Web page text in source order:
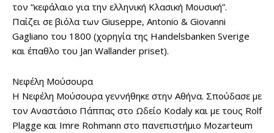
τον “κεφάλαιο για την ελληνική Κλασική Μουσική”.
Παίζει σε βιόλα των Giuseppe, Antonio & Giovanni
Gagliano του 1800 (χορηγία της Handelsbanken Sverige
και έπαθλο του Jan Wallander priset).
Νεφέλη Μούσουρα
Η Νεφέλη Μούσουρα γεννήθηκε στην Αθήνα. Σπούδασε με
τον Αναστάσιο Πάππας στο Ωδείο Kodaly και με τους Rolf
Plagge και Imre Rohmann στο πανεπιστήμιο Mozarteum